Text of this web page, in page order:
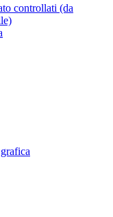
controllati (da